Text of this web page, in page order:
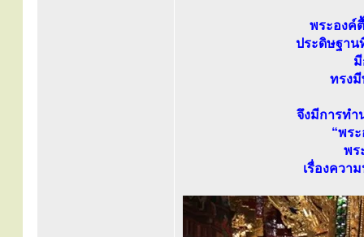
พระองค์
ประดิษฐาน
มี
ทรง
จึงมีการทำ
“พร
พร
เรื่องควา